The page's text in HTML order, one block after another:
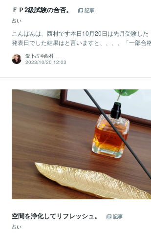
ＦＰ2級試験の合否。
記事
占い
こんばんは、西村です本日10月20日は先月受験し
発表日でした結果はと言いますと、、、、「一部合
愛卜占✡西村
2023/10/20 12:03
空間を浄化してリフレッシュ。
記事
占い